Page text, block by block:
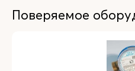
Поверяемое